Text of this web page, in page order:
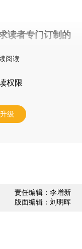
读者专门订制的
阅读
权限
级
责任编辑：李增新
版面编辑：刘明晖